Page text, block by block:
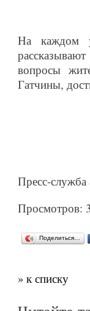
На каждом
вопросы
Гатчины,
Пресс-служба
Просмотров:
Поделиться…
» к списку